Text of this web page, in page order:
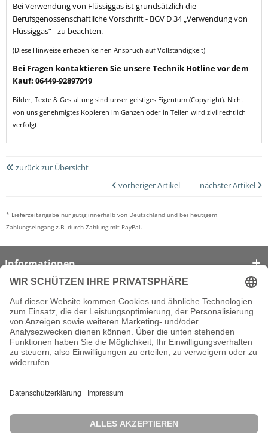
Bei Verwendung von Flüssiggas ist grundsätzlich die
Berufsgenossenschaftliche Vorschrift - BGV D 34 „Verwendung von
Flüssiggas“ - zu beachten.
(Diese Hinweise erheben keinen Anspruch auf Vollständigkeit)
Bei Fragen kontaktieren Sie unsere Technik Hotline vor dem
Kauf: 06449-92897919
Bilder, Texte & Gestaltung sind unser geistiges Eigentum (Copyright). Nicht
von uns genehmigtes Kopieren im Ganzen oder in Teilen wird zivilrechtlich
verfolgt.
zurück zur Übersicht
vorheriger Artikel
nächster Artikel
* Lieferzeitangabe nur gütig innerhalb von Deutschland und bei heutigem
Zahlungseingang z.B. durch Zahlung mit PayPal.
Informationen
Shop-Blog
Partner